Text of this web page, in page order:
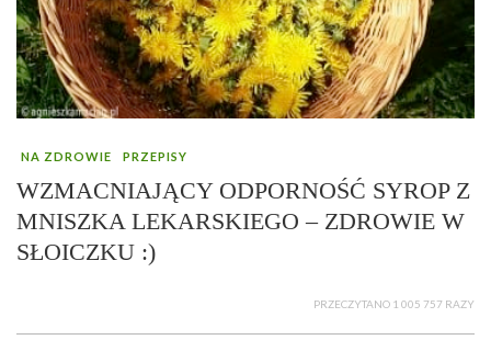
NA ZDROWIE PRZEPISY
WZMACNIAJĄCY ODPORNOŚĆ SYROP Z
MNISZKA LEKARSKIEGO – ZDROWIE W
SŁOICZKU :)
PRZECZYTANO 1 005 757 RAZY